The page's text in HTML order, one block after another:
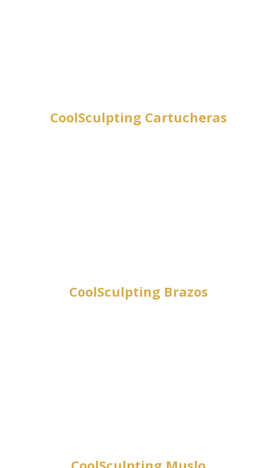
CoolSculpting Cartucheras
CoolSculpting Brazos